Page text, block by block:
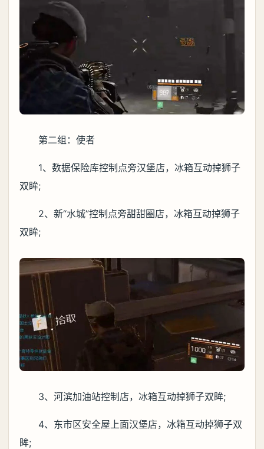
第二组：使者
1、数据保险库控制点旁汉堡店，冰箱互动掉狮子
双眸;
2、新“水城”控制点旁甜甜圈店，冰箱互动掉狮子
双眸;
3、河滨加油站控制店，冰箱互动掉狮子双眸;
4、东市区安全屋上面汉堡店，冰箱互动掉狮子双
眸;